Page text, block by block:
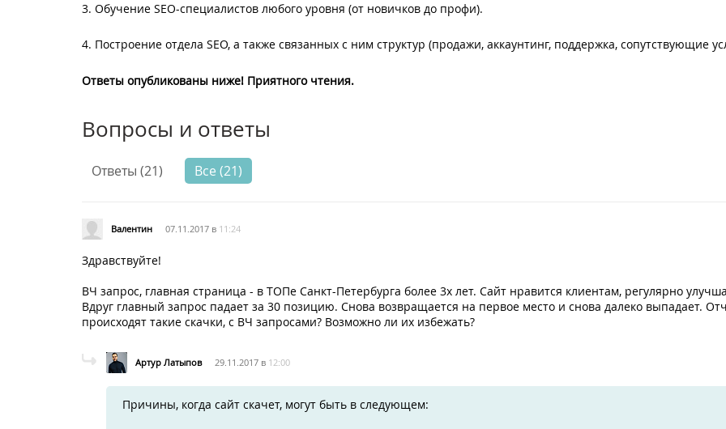
3. Обучение SEO-специалистов любого уровня (от новичков до профи).
4. Построение отдела SEO, а также связанных с ним структур (продажи, аккаунтинг, поддержка, сопутствующие
Ответы опубликованы ниже! Приятного чтения.
Вопросы и ответы
Ответы (21) Все (21)
Валентин 07.11.2017 в 11:24
Здравствуйте!
ВЧ запрос, главная страница - в ТОПе Санкт-Петербурга более 3х лет. Сайт нравится клиентам, регулярно
Вдруг главный запрос падает за 30 позицию. Снова возвращается на первое место и снова далеко выпадает.
происходят такие скачки, с ВЧ запросами? Возможно ли их избежать?
Артур Латыпов 29.11.2017 в 12:00
Причины, когда сайт скачет, могут быть в следующем: